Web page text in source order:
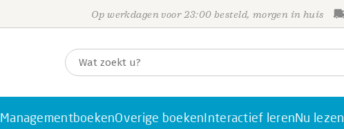
Op werkdagen voor 23:00 besteld, morgen in huis
ManagementboekenOverige boekenInteractief lerenNu lezen